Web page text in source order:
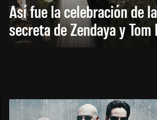
Así fue la celebración de
secreta de Zendaya y Tom